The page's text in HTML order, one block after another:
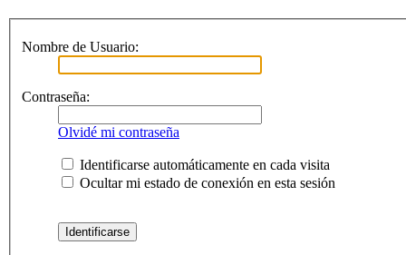
Nombre de Usuario:
Contraseña:
Olvidé mi contraseña
Identificarse automáticamente en cada visita
Ocultar mi estado de conexión en esta sesión